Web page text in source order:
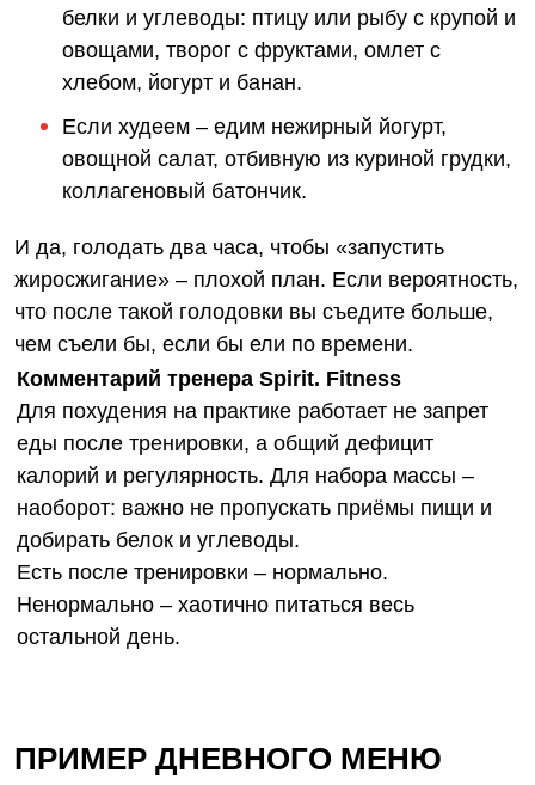
белки и углеводы: птицу или рыбу с крупой и
овощами, творог с фруктами, омлет с
хлебом, йогурт и банан.
Если худеем – едим нежирный йогурт,
овощной салат, отбивную из куриной грудки,
коллагеновый батончик.
И да, голодать два часа, чтобы «запустить
жиросжигание» – плохой план. Если вероятность,
что после такой голодовки вы съедите больше,
чем съели бы, если бы ели по времени.
Комментарий тренера Spirit. Fitness
Для похудения на практике работает не запрет
еды после тренировки, а общий дефицит
калорий и регулярность. Для набора массы –
наоборот: важно не пропускать приёмы пищи и
добирать белок и углеводы.
Есть после тренировки – нормально.
Ненормально – хаотично питаться весь
остальной день.
ПРИМЕР ДНЕВНОГО МЕНЮ